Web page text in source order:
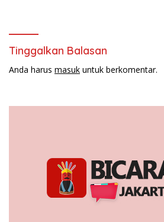
Tinggalkan Balasan
Anda harus masuk untuk berkomentar.